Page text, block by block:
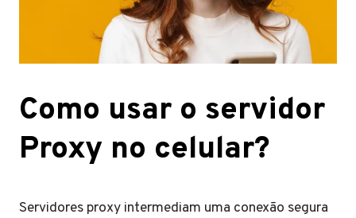
Como usar o servidor
Proxy no celular?
Servidores proxy intermediam uma conexão segura